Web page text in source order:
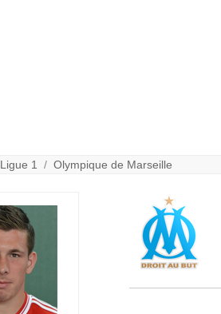
Ligue 1 /Olympique de Marseille